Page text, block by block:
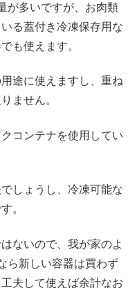
が多いですが、お肉類
る蓋付き冷凍保存用な
も使えます。
途に使えますし、重ね
ません。
コンテナを使用してい
しょうし、冷凍可能な
。
ないので、我が家のよ
ら新しい容器は買わず
夫して使えば余計なお